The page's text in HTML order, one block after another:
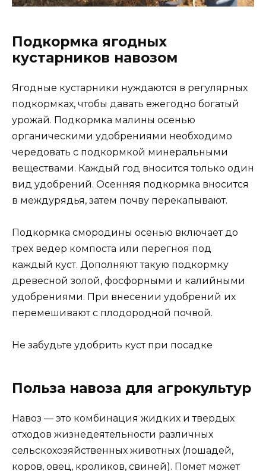
Подкормка ягодных
кустарников навозом
Ягодные кустарники нуждаются в регулярных
подкормках, чтобы давать ежегодно богатый
урожай. Подкормка малины осенью
органическими удобрениями необходимо
чередовать с подкормкой минеральными
веществами. Каждый год вносится только один
вид удобрений. Осенняя подкормка вносится
в междурядья, затем почву перекапывают.
Подкормка смородины осенью включает до
трех ведер компоста или перегноя под
каждый куст. Дополняют такую подкормку
древесной золой, фосфорными и калийными
удобрениями. При внесении удобрений их
перемешивают с плодородной почвой.
Не забудьте удобрить куст при посадке
Польза навоза для агрокультур
Навоз — это комбинация жидких и твердых
отходов жизнедеятельности различных
сельскохозяйственных животных (лошадей,
коров, овец, кроликов, свиней). Помет может